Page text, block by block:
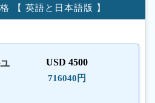
【 英語と日本語版 】
USD 4500
716040円